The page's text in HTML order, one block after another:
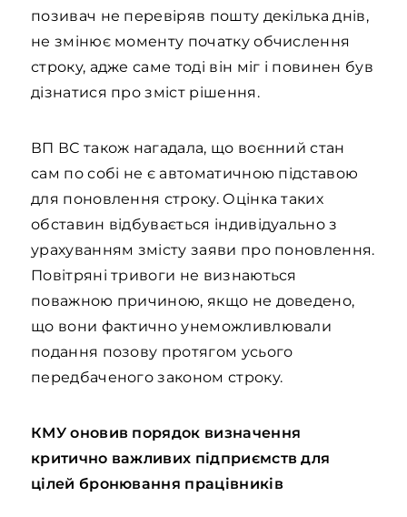
позивач не перевіряв пошту декілька днів,
не змінює моменту початку обчислення
строку, адже саме тоді він міг і повинен був
дізнатися про зміст рішення.
ВП ВС також нагадала, що воєнний стан
сам по собі не є автоматичною підставою
для поновлення строку. Оцінка таких
обставин відбувається індивідуально з
урахуванням змісту заяви про поновлення.
Повітряні тривоги не визнаються
поважною причиною, якщо не доведено,
що вони фактично унеможливлювали
подання позову протягом усього
передбаченого законом строку.
КМУ оновив порядок визначення
критично важливих підприємств для
цілей бронювання працівників